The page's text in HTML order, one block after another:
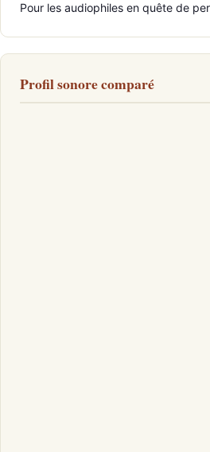
Pour les audiophiles en quête de
Profil sonore comparé